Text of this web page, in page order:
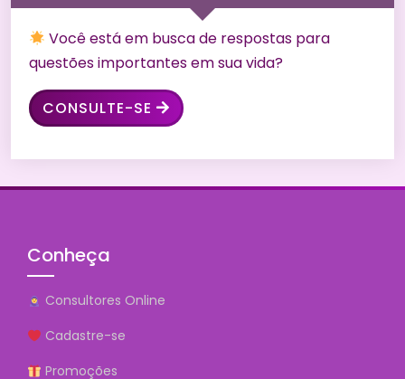
Você está em busca de respostas para
questões importantes em sua vida?
CONSULTE-SE
Conheça
Consultores Online
Cadastre-se
Promoções